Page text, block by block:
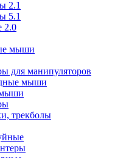
2.1
5.1
2.0
мыши
для манипуляторов
мыши
трекболы